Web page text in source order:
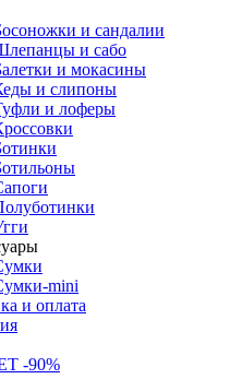
и сандалии
и сабо
и мокасины
и слипоны
и лоферы
mini
и оплата
-90%